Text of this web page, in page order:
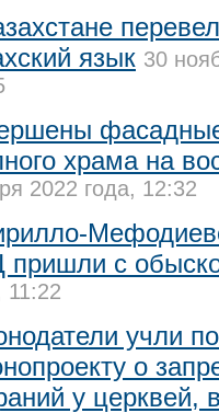
язык 30
храма на
2022 года, 12:32
с
11:22
учли
о
у церквей,